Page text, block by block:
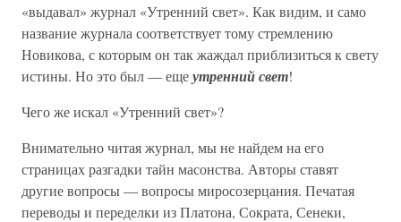
«выдавал» журнал «Утренний свет». Как видим, и само
название журнала соответствует тому стремлению
Новикова, с которым он так жаждал приблизиться к свету
истины. Но это был — ещеутренний свет!
Чего же искал «Утренний свет»?
Внимательно читая журнал, мы не найдем на его
страницах разгадки тайн масонства. Авторы ставят
другие вопросы — вопросы миросозерцания. Печатая
переводы и переделки из Платона, Сократа, Сенеки,